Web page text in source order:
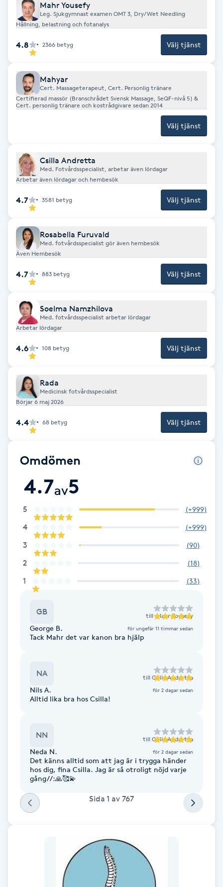
Faceliftmassage
Fet hårbotten
Fibromassage
Fillers
Fotmassage
Fotsvamp
Fotvård
Fransar
Fransborttagning
Fransfärgning
Fransförlängning Megavolym
Fransförlängning Volym
Fransk manikyr
Fransrengöring
Frekvensterapi
Friskvård
Friskvårdsmassage
Gellack
Gellack med förstärkning
Gravidmassage
Mahr Yousefy
Leg. Sjukgymnast examen OMT 3, Dry/Wet Needling
Hållning, belastning och fotanalys
4.8 2366 betyg Välj tjänst
Mahyar
Cert. Massageterapeut, Cert. Personlig tränare
Certifierad massör (Branschrådet Svensk Massage, SeQF-nivå 5) &
Cert. personlig tränare och kostrådgivare sedan 2014
Välj tjänst
Csilla Andretta
Med. Fotvårdsspecialist, arbetar även lördagar
Arbetar även lördagar och hembesök
4.7 3581 betyg Välj tjänst
Rosabella Furuvald
Med. fotvårdsspecialist gör även hembesök
Även Hembesök
4.7 883 betyg Välj tjänst
Soelma Namzhilova
Med. fotvårdsspecialist arbetar lördagar
Arbetar lördagar
4.6 108 betyg Välj tjänst
Rada
Medicinsk fotvårdsspecialist
Börjar 6 maj 2026
4.4 68 betyg Välj tjänst
Omdömen
4.7av5
5 (+999)
4 (+999)
3 (90)
2 (18)
1 (33)
GB till Mahr Yousefy
George B. för ungefär 11 timmar sedan
Tack Mahr det var kanon bra hjälp
NA till Csilla Andretta
Nils A. för 2 dagar sedan
Alltid lika bra hos Csilla!
NN till Csilla Andretta
Neda N. för 2 dagar sedan
Det känns alltid som att jag är i trygga händer
hos dig, fina Csilla. Jag är så otroligt nöjd varje
gång//:🙏🥰💫
Sida 1 av 767